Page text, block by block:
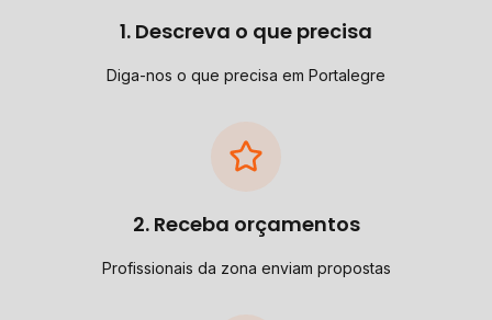
1. Descreva o que precisa
Diga-nos o que precisa em Portalegre
2. Receba orçamentos
Profissionais da zona enviam propostas